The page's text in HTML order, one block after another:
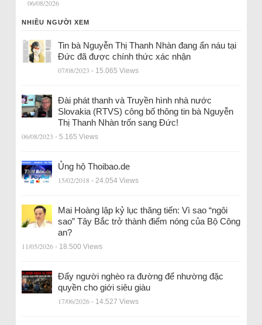
06/08/2026
NHIỀU NGƯỜI XEM
Tin bà Nguyễn Thị Thanh Nhàn đang ẩn náu tại
Đức đã được chính thức xác nhận
07/08/2023 - 15.065 Views
Đài phát thanh và Truyền hình nhà nước
Slovakia (RTVS) công bố thông tin bà Nguyễn
Thị Thanh Nhàn trốn sang Đức!
06/08/2023 - 5.165 Views
Ủng hộ Thoibao.de
15/02/2018 - 24.054 Views
Mai Hoàng lập kỷ lục thăng tiến: Vì sao “ngôi
sao” Tây Bắc trở thành điểm nóng của Bộ Công
an?
11/05/2026 - 18.500 Views
Đẩy người nghèo ra đường để nhường đặc
quyền cho giới siêu giàu
17/06/2026 - 14.527 Views